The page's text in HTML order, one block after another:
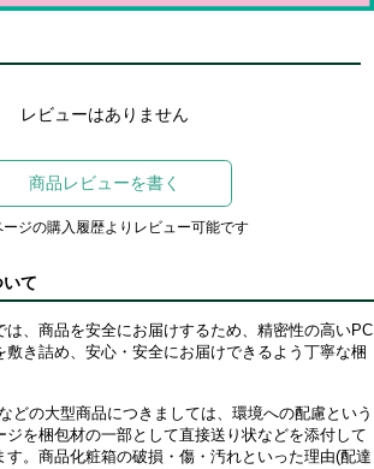
レビューはありません
商品レビューを書く
ージの購入履歴よりレビュー可能です
て
は、商品を安全にお届けするため、精密性の高いPC
き詰め、安心・安全にお届けできるよう丁寧な梱
どの大型商品につきましては、環境への配慮という
ジを梱包材の一部として直接送り状などを添付して
す。商品化粧箱の破損・傷・汚れといった理由(配達